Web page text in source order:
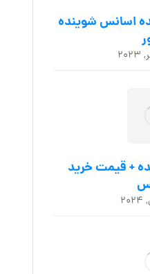
اسانس شوینده
+ قیمت خرید